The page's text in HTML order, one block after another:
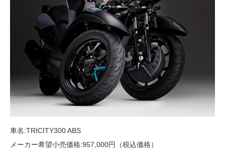
車名:TRICITY300 ABS
メーカー希望小売価格:957,000円（税込価格）